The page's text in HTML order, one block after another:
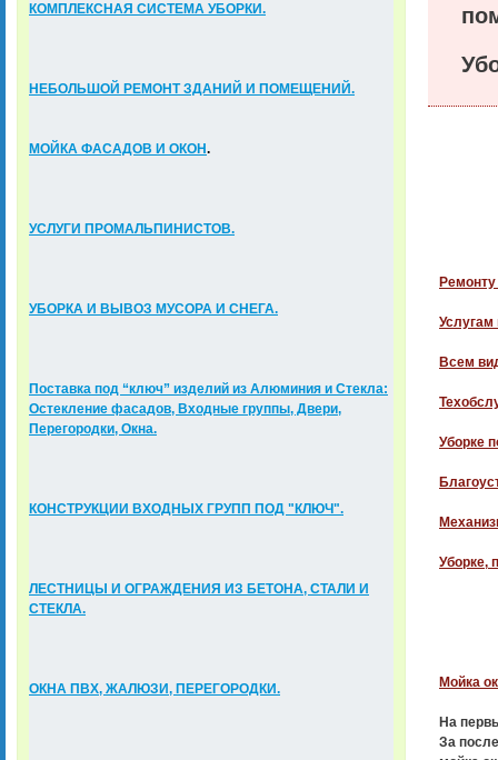
Всем
Уборке
Уборке,
Мойка
На
За
КОМПЛЕКСНАЯ СИСТЕМА УБОРКИ.
НЕБОЛЬШОЙ РЕМОНТ ЗДАНИЙ И ПОМЕЩЕНИЙ.
МОЙКА ФАСАДОВ И ОКОН.
УСЛУГИ ПРОМАЛЬПИНИСТОВ.
УБОРКА И ВЫВОЗ МУСОРА И СНЕГА.
Поставка под “ключ” изделий из Алюминия и Стекла:
Остекление фасадов, Входные группы, Двери,
Перегородки, Окна.
КОНСТРУКЦИИ ВХОДНЫХ ГРУПП ПОД "КЛЮЧ".
ЛЕСТНИЦЫ И ОГРАЖДЕНИЯ ИЗ БЕТОНА, СТАЛИ И
СТЕКЛА.
ОКНА ПВХ, ЖАЛЮЗИ, ПЕРЕГОРОДКИ.